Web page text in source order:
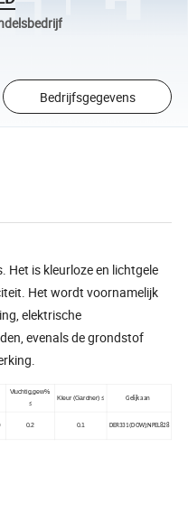
Bedrijfsgegevens
Het is kleurloze en lichtgele
Het wordt voornamelijk
elektrische
evenals de grondstof
Vluchtig,gew%
≤
Kleur (Gardner) ≤ Gelijk aan
0.2 0.1 DER331 (DOW);NPEL828